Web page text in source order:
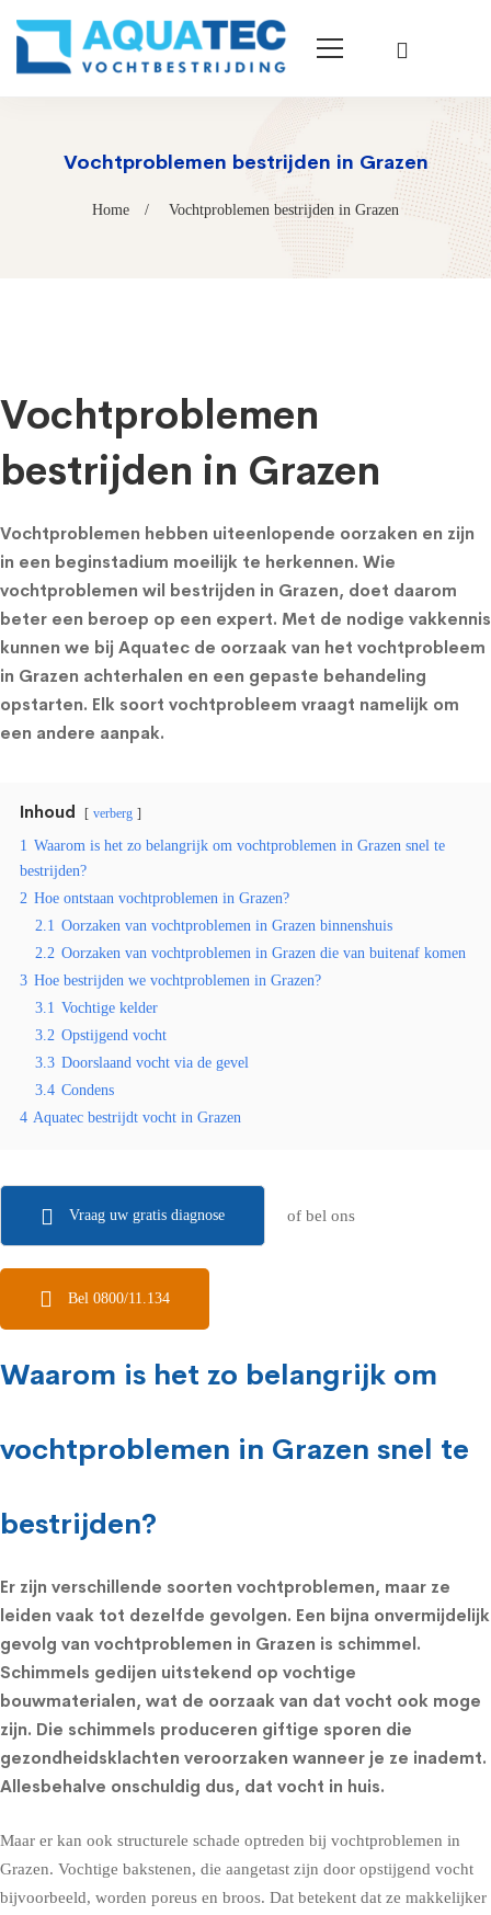
Vochtproblemen bestrijden in Grazen
Home Vochtproblemen bestrijden in Grazen
Vochtproblemen
bestrijden in Grazen
Vochtproblemen hebben uiteenlopende oorzaken en zijn
in een beginstadium moeilijk te herkennen. Wie
vochtproblemen wil bestrijden in Grazen, doet daarom
beter een beroep op een expert. Met de nodige vakkennis
kunnen we bij Aquatec de oorzaak van het vochtprobleem
in Grazen achterhalen en een gepaste behandeling
opstarten. Elk soort vochtprobleem vraagt namelijk om
een andere aanpak.
Inhoud verberg
1 Waarom is het zo belangrijk om vochtproblemen in Grazen snel te
bestrijden?
2 Hoe ontstaan vochtproblemen in Grazen?
2.1 Oorzaken van vochtproblemen in Grazen binnenshuis
2.2 Oorzaken van vochtproblemen in Grazen die van buitenaf komen
3 Hoe bestrijden we vochtproblemen in Grazen?
3.1 Vochtige kelder
3.2 Opstijgend vocht
3.3 Doorslaand vocht via de gevel
3.4 Condens
4 Aquatec bestrijdt vocht in Grazen
Vraag uw gratis diagnose of bel ons
Bel 0800/11.134
Waarom is het zo belangrijk om
vochtproblemen in Grazen snel te
bestrijden?
Er zijn verschillende soorten vochtproblemen, maar ze
leiden vaak tot dezelfde gevolgen. Een bijna onvermijdelijk
gevolg van vochtproblemen in Grazen is schimmel.
Schimmels gedijen uitstekend op vochtige
bouwmaterialen, wat de oorzaak van dat vocht ook moge
zijn. Die schimmels produceren giftige sporen die
gezondheidsklachten veroorzaken wanneer je ze inademt.
Allesbehalve onschuldig dus, dat vocht in huis.
Maar er kan ook structurele schade optreden bij vochtproblemen in
Grazen. Vochtige bakstenen, die aangetast zijn door opstijgend vocht
bijvoorbeeld, worden poreus en broos. Dat betekent dat ze makkelijker